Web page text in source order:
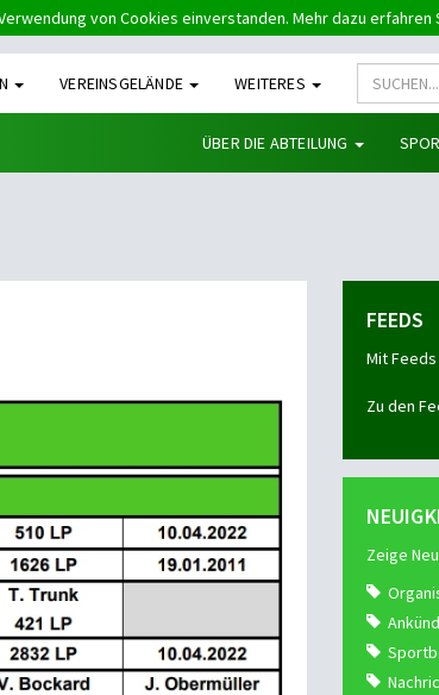
von Cookies einverstanden. Mehr dazu erfahren
VEREINSGELÄNDE WEITERES
ÜBER DIE ABTEILUNG
FEEDS
Mit
Zu den
Zeige